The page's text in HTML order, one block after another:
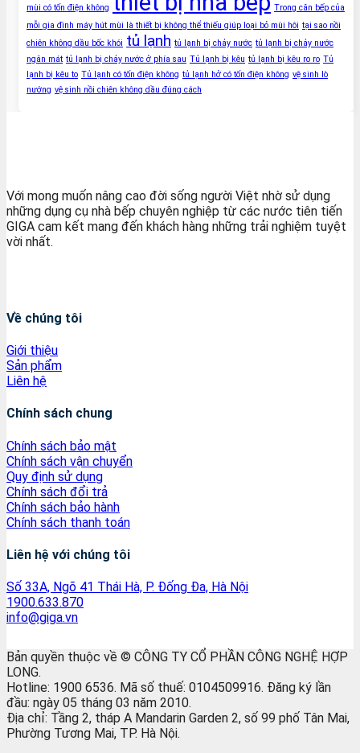
mùi có tốn điện không
Trong căn bếp của
mỗi gia đình máy hút mùi là thiết bị không thể thiếu giúp loại bỏ mùi hôi tại sao nồi
chiên không dầu bốc khói tủ lạnh tủ lạnh bị chảy nước tủ lạnh bị chảy nước
ngăn mát tủ lạnh bị chảy nước ở phía sau Tủ lạnh bị kêu tủ lạnh bị kêu ro ro Tủ
lạnh bị kêu to Tủ lạnh có tốn điện không tủ lạnh hở có tốn điện không vệ sinh lò
nướng vệ sinh nồi chiên không dầu đúng cách
Với mong muốn nâng cao đời sống người Việt nhờ sử dụng
những dụng cụ nhà bếp chuyên nghiệp từ các nước tiên tiến
GIGA cam kết mang đến khách hàng những trải nghiệm tuyệt
vời nhất.
Về chúng tôi
Giới thiệu
Sản phẩm
Liên hệ
Chính sách chung
Chính sách bảo mật
Chính sách vận chuyển
Quy định sử dụng
Chính sách đổi trả
Chính sách bảo hành
Chính sách thanh toán
Liên hệ với chúng tôi
Số 33A, Ngõ 41 Thái Hà, P. Đống Đa, Hà Nội
1900.633.870
info@giga.vn
Bản quyền thuộc về © CÔNG TY CỔ PHẦN CÔNG NGHỆ HỢP
LONG.
Hotline: 1900 6536. Mã số thuế: 0104509916. Đăng ký lần
đầu: ngày 05 tháng 03 năm 2010.
Địa chỉ: Tầng 2, tháp A Mandarin Garden 2, số 99 phố Tân Mai,
Phường Tương Mai, TP. Hà Nội.